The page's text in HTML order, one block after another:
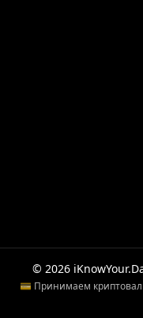
© 2026
💳 Принимаем